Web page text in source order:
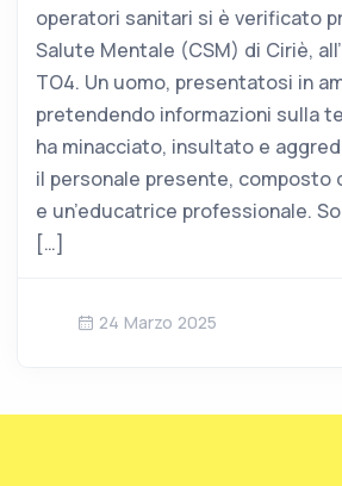
operatori sanitari si è verificato
Salute Mentale (CSM) di Ciriè,
TO4. Un uomo, presentatosi in
pretendendo informazioni sulla
ha minacciato, insultato e
il personale presente, composto
e un’educatrice professionale.
[…]
24 Marzo 2025